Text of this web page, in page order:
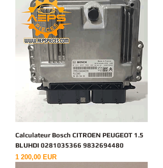
Calculateur Bosch CITROEN PEUGEOT 1.5
BLUHDI 0281035366 9832694480
Ціна
1 200,00 EUR